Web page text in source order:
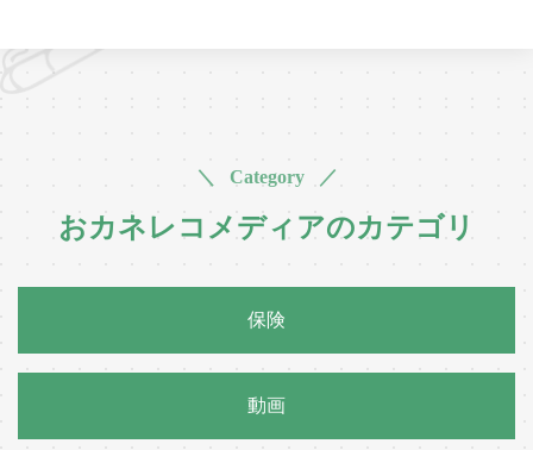
＼ Category ／
おカネレコメディアのカテゴリ
保険
動画